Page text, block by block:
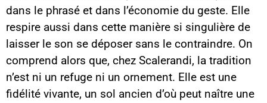
dans le phrasé et dans l’économie du geste. Elle
respire aussi dans cette manière si singulière de
laisser le son se déposer sans le contraindre. On
comprend alors que, chez Scalerandi, la tradition
n’est ni un refuge ni un ornement. Elle est une
fidélité vivante, un sol ancien d’où peut naître une